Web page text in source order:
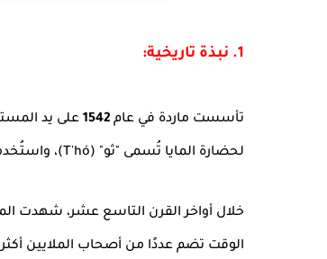
1. نبذة تاريخية:
تأسست ماردة في عام 1542 على يد
لحضارة المايا تُسمى "ثو" (T'hó)، واستُخدمت أحجار الأهرامات القديمة لبناء الكاتدرائية والمباني الاستعمارية الأولى.
خلال أواخر القرن التاسع عشر، شهدت
الوقت تضم عددًا من أصحاب الملايين